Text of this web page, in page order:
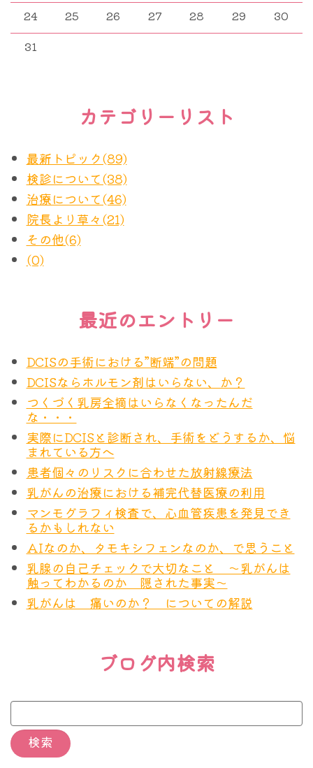
24
25 26 27 28 29
30
31
カテゴリーリスト
最新トピック(89)
検診について(38)
治療について(46)
院長より草々(21)
その他(6)
(0)
最近のエントリー
DCISの手術における”断端”の問題
DCISならホルモン剤はいらない、か？
つくづく乳房全摘はいらなくなったんだ
な・・・
実際にDCISと診断され、手術をどうするか、悩
まれている方へ
患者個々のリスクに合わせた放射線療法
乳がんの治療における補完代替医療の利用
マンモグラフィ検査で、心血管疾患を発見でき
るかもしれない
AIなのか、タモキシフェンなのか、で思うこと
乳腺の自己チェックで大切なこと ～乳がんは
触ってわかるのか 隠された事実～
乳がんは 痛いのか？ についての解説
ブログ内検索